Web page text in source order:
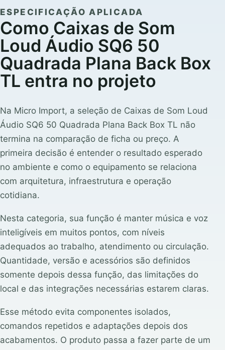
ESPECIFICAÇÃO APLICADA
Como Caixas de Som
Loud Áudio SQ6 50
Quadrada Plana Back Box
TL entra no projeto
Na Micro Import, a seleção de Caixas de Som Loud
Áudio SQ6 50 Quadrada Plana Back Box TL não
termina na comparação de ficha ou preço. A
primeira decisão é entender o resultado esperado
no ambiente e como o equipamento se relaciona
com arquitetura, infraestrutura e operação
cotidiana.
Nesta categoria, sua função é manter música e voz
inteligíveis em muitos pontos, com níveis
adequados ao trabalho, atendimento ou circulação.
Quantidade, versão e acessórios são definidos
somente depois dessa função, das limitações do
local e das integrações necessárias estarem claras.
Esse método evita componentes isolados,
comandos repetidos e adaptações depois dos
acabamentos. O produto passa a fazer parte de um